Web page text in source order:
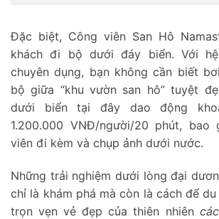
Đặc biệt, Công viên San Hô
khách đi bộ dưới đáy biển. Với
chuyên dụng, bạn không cần biết
bộ giữa “khu vườn san hô” tuyệt
dưới biển tại đây dao động
1.200.000 VNĐ/người/20 phút, bao
viên đi kèm và chụp ảnh dưới nước.
Những trải nghiệm dưới lòng đại
chỉ là khám phá mà còn là cách để
trọn vẹn vẻ đẹp của thiên nhiên